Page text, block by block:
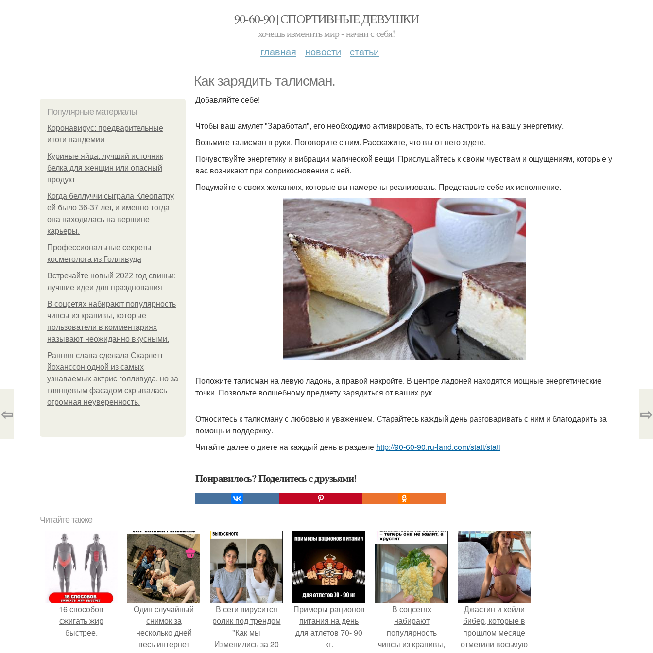
90-60-90 | СПОРТИВНЫЕ ДЕВУШКИ
хочешь изменить мир - начни с себя!
главная новости статьи
Как зарядить талисман.
Популярные материалы
Коронавирус: предварительные
итоги пандемии
Куриные яйца: лучший источник
белка для женщин или опасный
продукт
Когда беллуччи сыграла Клеопатру,
ей было 36-37 лет, и именно тогда
она находилась на вершине
карьеры.
Профессиональные секреты
косметолога из Голливуда
Встречайте новый 2022 год свиньи:
лучшие идеи для празднования
В соцсетях набирают популярность
чипсы из крапивы, которые
пользователи в комментариях
называют неожиданно вкусными.
Ранняя слава сделала Скарлетт
йоханссон одной из самых
узнаваемых актрис голливуда, но за
глянцевым фасадом скрывалась
огромная неуверенность.
Добавляйте себе!
Чтобы ваш амулет "Заработал", его необходимо активировать, то есть настроить на вашу энергетику.
Возьмите талисман в руки. Поговорите с ним. Расскажите, что вы от него ждете.
Почувствуйте энергетику и вибрации магической вещи. Прислушайтесь к своим чувствам и ощущениям, которые у
вас возникают при соприкосновении с ней.
Подумайте о своих желаниях, которые вы намерены реализовать. Представьте себе их исполнение.
Положите талисман на левую ладонь, а правой накройте. В центре ладоней находятся мощные энергетические
точки. Позвольте волшебному предмету зарядиться от ваших рук.
Относитесь к талисману с любовью и уважением. Старайтесь каждый день разговаривать с ним и благодарить за
помощь и поддержку.
Читайте далее о диете на каждый день в разделе http://90-60-90.ru-land.com/stati/stati
Понравилось? Поделитесь с друзьями!
⇦ ⇨
Читайте также
16 способов
сжигать жир
быстрее.
Один случайный
снимок за
несколько дней
весь интернет
В сети вирусится
ролик под трендом
"Как мы
Изменились за 20
Примеры рационов
питания на день
для атлетов 70- 90
кг.
В соцсетях
набирают
популярность
чипсы из крапивы,
Джастин и хейли
бибер, которые в
прошлом месяце
отметили восьмую